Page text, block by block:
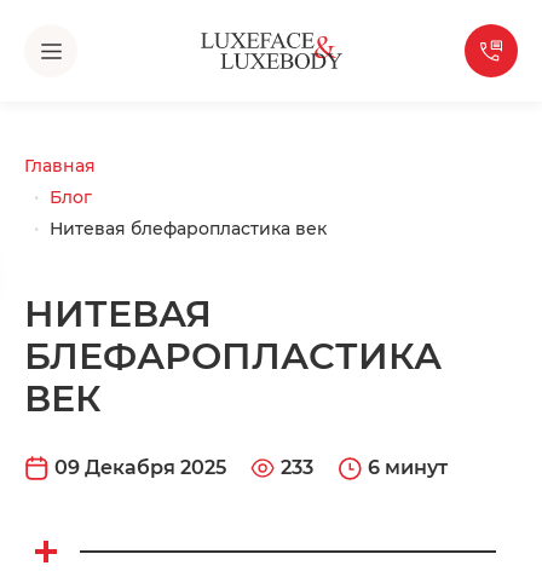
Главная
Блог
Нитевая блефаропластика век
НИТЕВАЯ
БЛЕФАРОПЛАСТИКА
ВЕК
09 Декабря 2025 233 6 минут